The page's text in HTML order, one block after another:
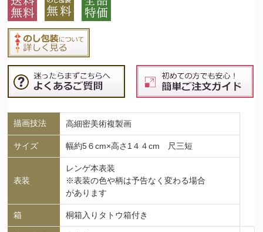
描画技法 高細密美術複製画
サイズ 幅約5６cm×高さ1４４cm 尺三短
表装
レンゲ本表装
※表装の色や柄は予告なく変わる場合
があります
箱 桐箱入りタトウ箱付き